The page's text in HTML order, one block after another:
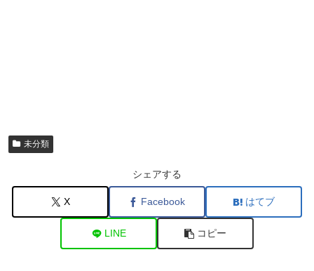
未分類
シェアする
X Facebook はてブ
LINE コピー